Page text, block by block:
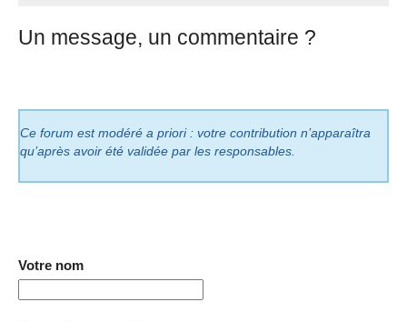
Un message, un commentaire ?
Ce forum est modéré a priori : votre contribution n’apparaîtra
qu’après avoir été validée par les responsables.
Votre nom